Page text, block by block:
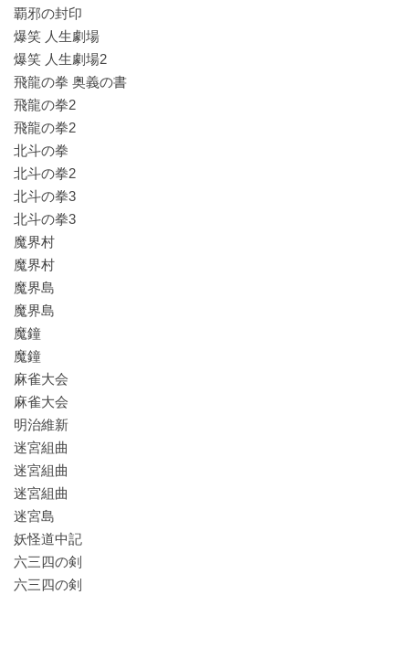
覇邪の封印
爆笑 人生劇場
爆笑 人生劇場2
飛龍の拳 奥義の書
飛龍の拳2
飛龍の拳2
北斗の拳
北斗の拳2
北斗の拳3
北斗の拳3
魔界村
魔界村
魔界島
魔界島
魔鐘
魔鐘
麻雀大会
麻雀大会
明治維新
迷宮組曲
迷宮組曲
迷宮組曲
迷宮島
妖怪道中記
六三四の剣
六三四の剣